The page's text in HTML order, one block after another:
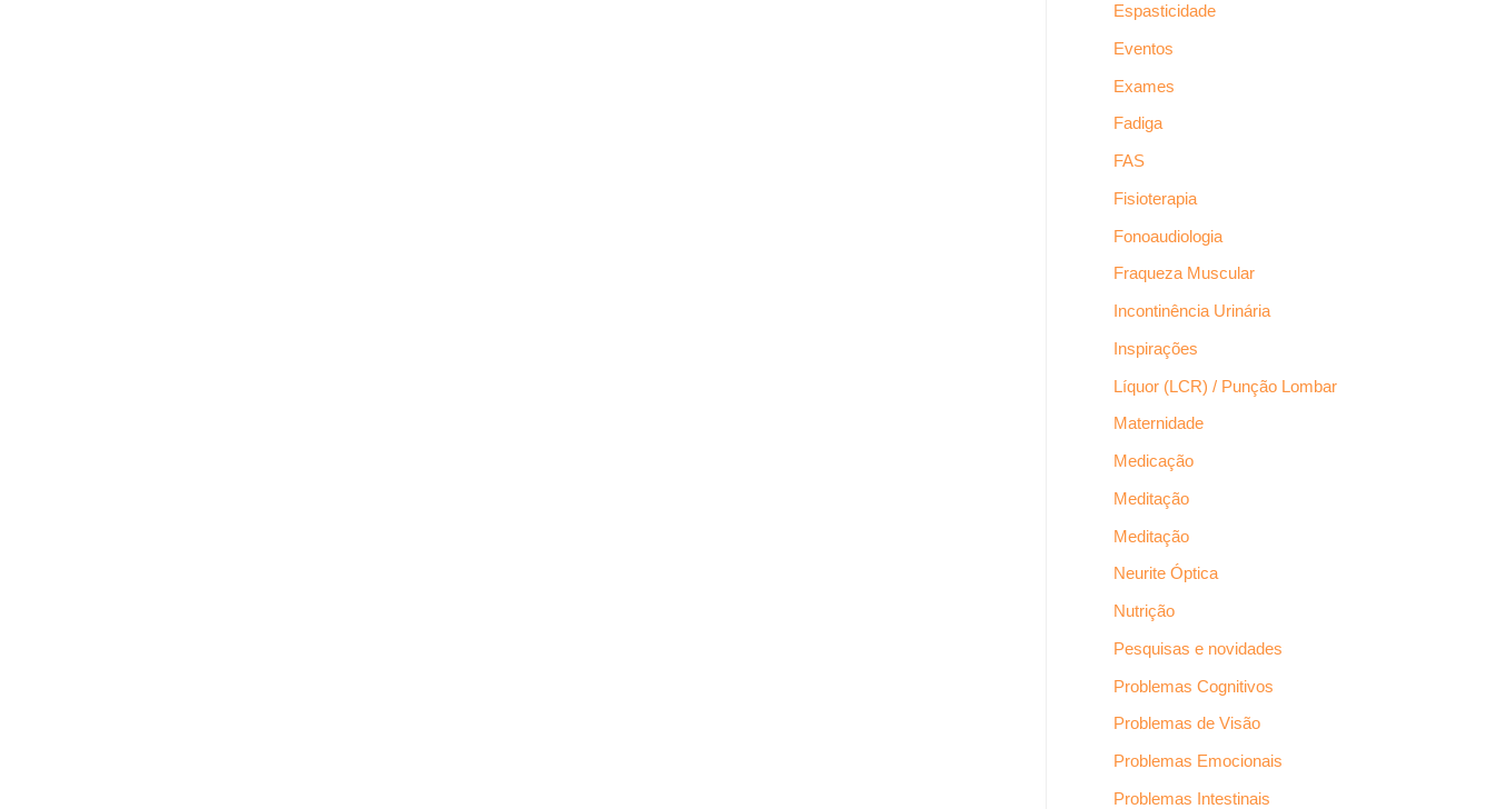
Espasticidade
Eventos
Exames
Fadiga
FAS
Fisioterapia
Fonoaudiologia
Fraqueza Muscular
Incontinência Urinária
Inspirações
Líquor (LCR) / Punção Lombar
Maternidade
Medicação
Meditação
Meditação
Neurite Óptica
Nutrição
Pesquisas e novidades
Problemas Cognitivos
Problemas de Visão
Problemas Emocionais
Problemas Intestinais